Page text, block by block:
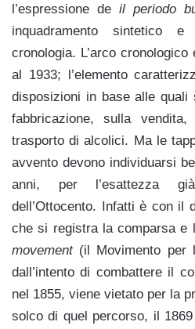
l’espressione de il periodo
inquadramento sintetico e
cronologia. L’arco
al 1933; l’elemento
disposizioni in base alle
fabbricazione, sulla vendita,
trasporto di alcolici. Ma le
avvento devono individuarsi
anni, per l’esattezza
dell’Ottocento. Infatti è con il
che si registra la comparsa e
movement(il Movimento per
dall’intento di combattere il
nel 1855, viene vietato per la
solco di quel percorso, il